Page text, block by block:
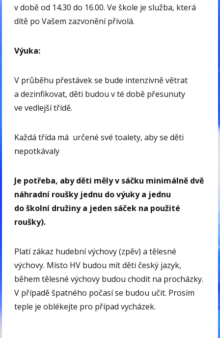
v době od 14.30 do 16.00. Ve škole je služba, která
dítě po Vašem zazvonění přivolá.
Výuka:
V průběhu přestávek se bude intenzivně větrat
a dezinfikovat, děti budou v té době přesunuty
ve vedlejší třídě.
Každá třída má určené své toalety, aby se děti
nepotkávaly
Je potřeba, aby děti měly v sáčku minimálně dvě
náhradní roušky jednu do výuky a jednu
do školní družiny a jeden sáček na použité
roušky).
Platí zákaz hudební výchovy (zpěv) a tělesné
výchovy. Místo HV budou mít děti český jazyk,
během tělesné výchovy budou chodit na procházky.
V případě špatného počasí se budou učit. Prosím
teple je oblékejte pro případ vycházek.